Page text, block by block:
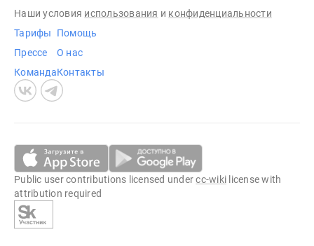
Наши условия использования и конфиденциальности
Тарифы
Прессе
Команда
Помощь
О нас
Контакты
Public user contributions licensed undercc-wiki license with
attribution required